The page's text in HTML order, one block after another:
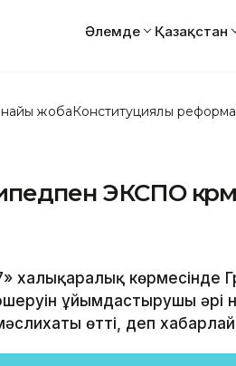
Әлемде Қазақстан
жобаКонституциялық реформа
ЭКСПО
халықаралық көрмесінде
ұйымдастырушы әрі
өтті, деп